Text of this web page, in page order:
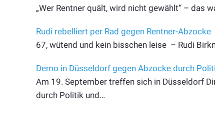
„Wer Rentner quält, wird nicht gewählt“ – das
Rudi rebelliert per Rad gegen Rentner-Abzocke
67, wütend und kein bisschen leise – Rudi
Demo in Düsseldorf gegen Abzocke durch
Am 19. September treffen sich in Düsseldorf
durch Politik und…